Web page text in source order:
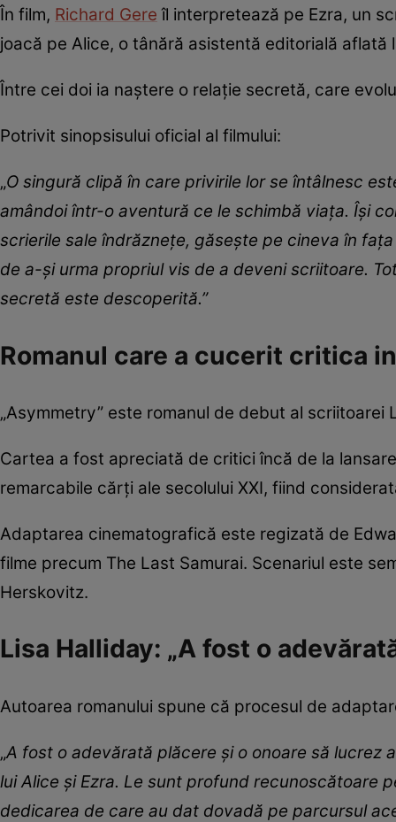
În film, Richard Gere îl interpretează pe Ezra, un
joacă pe Alice, o tânără asistentă editorială aflată
Între cei doi ia naștere o relație secretă, care
Potrivit sinopsisului oficial al filmului:
„O singură clipă în care privirile lor se întâlnesc
amândoi într-o aventură ce le schimbă viața. Își
scrierile sale îndrăznețe, găsește pe cineva în
de a-și urma propriul vis de a deveni scriitoare.
secretă este descoperită.”
Romanul care a cucerit critica
„Asymmetry” este romanul de debut al
Cartea a fost apreciată de critici încă de la
remarcabile cărți ale secolului XXI, fiind
Adaptarea cinematografică este regizată de
filme precum The Last Samurai. Scenariul este
Herskovitz.
Lisa Halliday: „A fost o
Autoarea romanului spune că procesul de
„A fost o adevărată plăcere și o onoare să lucrez
lui Alice și Ezra. Le sunt profund recunoscătoare
dedicarea de care au dat dovadă pe parcursul